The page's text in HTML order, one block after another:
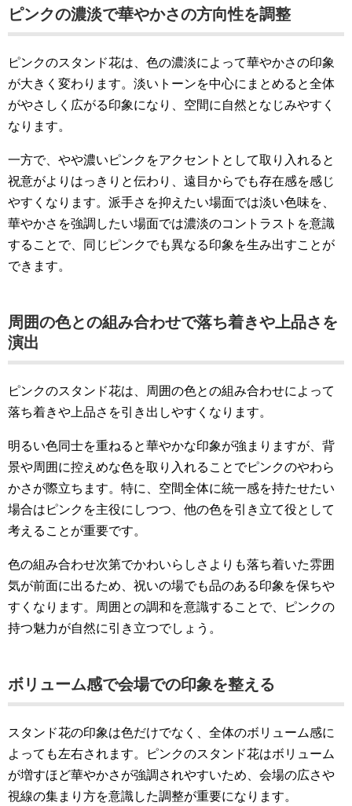
ピンクの濃淡で華やかさの方向性を調整
ピンクのスタンド花は、色の濃淡によって華やかさの印象
が大きく変わります。淡いトーンを中心にまとめると全体
がやさしく広がる印象になり、空間に自然となじみやすく
なります。
一方で、やや濃いピンクをアクセントとして取り入れると
祝意がよりはっきりと伝わり、遠目からでも存在感を感じ
やすくなります。派手さを抑えたい場面では淡い色味を、
華やかさを強調したい場面では濃淡のコントラストを意識
することで、同じピンクでも異なる印象を生み出すことが
できます。
周囲の色との組み合わせで落ち着きや上品さを
演出
ピンクのスタンド花は、周囲の色との組み合わせによって
落ち着きや上品さを引き出しやすくなります。
明るい色同士を重ねると華やかな印象が強まりますが、背
景や周囲に控えめな色を取り入れることでピンクのやわら
かさが際立ちます。特に、空間全体に統一感を持たせたい
場合はピンクを主役にしつつ、他の色を引き立て役として
考えることが重要です。
色の組み合わせ次第でかわいらしさよりも落ち着いた雰囲
気が前面に出るため、祝いの場でも品のある印象を保ちや
すくなります。周囲との調和を意識することで、ピンクの
持つ魅力が自然に引き立つでしょう。
ボリューム感で会場での印象を整える
スタンド花の印象は色だけでなく、全体のボリューム感に
よっても左右されます。ピンクのスタンド花はボリューム
が増すほど華やかさが強調されやすいため、会場の広さや
視線の集まり方を意識した調整が重要になります。